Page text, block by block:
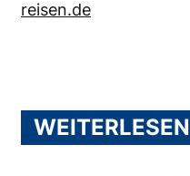
reisen.de
WEITERLESEN